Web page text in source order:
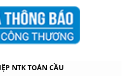
NTK TOÀN CẦU